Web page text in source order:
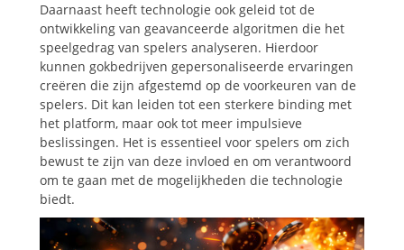
Daarnaast heeft technologie ook geleid tot de
ontwikkeling van geavanceerde algoritmen die het
speelgedrag van spelers analyseren. Hierdoor
kunnen gokbedrijven gepersonaliseerde ervaringen
creëren die zijn afgestemd op de voorkeuren van de
spelers. Dit kan leiden tot een sterkere binding met
het platform, maar ook tot meer impulsieve
beslissingen. Het is essentieel voor spelers om zich
bewust te zijn van deze invloed en om verantwoord
om te gaan met de mogelijkheden die technologie
biedt.